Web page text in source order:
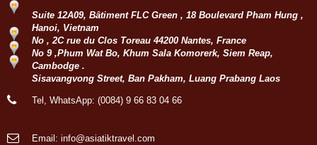
Suite 12A09, Bâtiment FLC Green , 18 Boulevard Pham Hung ,
Hanoi, Vietnam
No , 2C rue du Clos Toreau 44200 Nantes, France
No 9 ,Phum Wat Bo, Khum Sala Komorerk, Siem Reap,
Cambodge .
Sisavangvong Street, Ban Pakham, Luang Prabang Laos
Tel, WhatsApp: (0084) 9 66 83 04 66
Email: info@asiatiktravel.com